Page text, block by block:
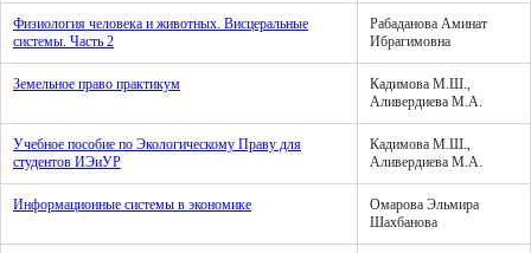
Физиология человека и животных. Висцеральные
системы. Часть 2
Рабаданова Аминат
Ибрагимовна
Земельное право практикум
Кадимова М.Ш.,
Аливердиева М.А.
Учебное пособие по Экологическому Праву для
студентов ИЭиУР
Кадимова М.Ш.,
Аливердиева М.А.
Информационные системы в экономике
Омарова Эльмира
Шахбанова